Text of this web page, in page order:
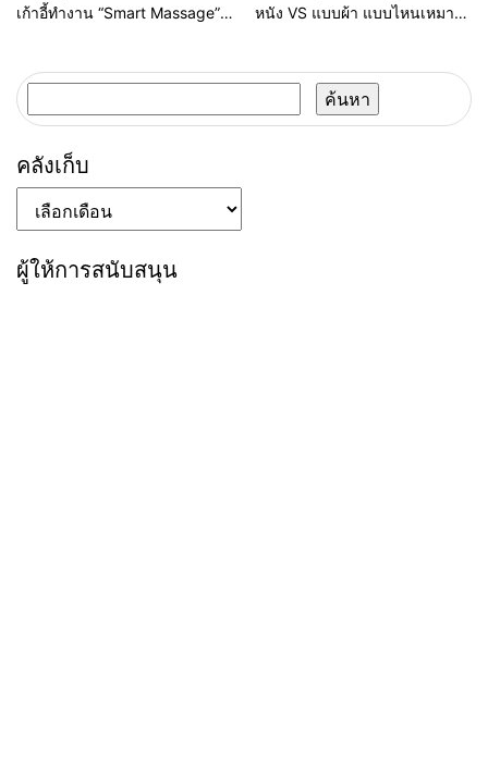
เก้าอี้ทำงาน “Smart Massage”
หนัง VS แบบผ้า แบบไหนเหมาะ
ค้นหา
สำหรับ:
คลังเก็บ
คลัง
เก็บ
ผู้ให้การสนับสนุน